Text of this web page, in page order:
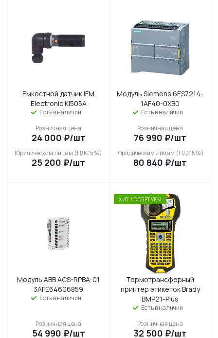
Емкостной датчик IFM
Electronic KI505A
Есть в наличии
Розничная цена
24 000 ₽/шт
Юридическим лицам (НДС 5%)
25 200 ₽/шт
Модуль Siemens 6ES7214-
1AF40-0XB0
Есть в наличии
Розничная цена
76 990 ₽/шт
Юридическим лицам (НДС 5%)
80 840 ₽/шт
Модуль ABB ACS-RPBA-01
3AFE64606859
Есть в наличии
Розничная цена
54 990 ₽/шт
ХИТ / СОВЕТУЕМ
Термотрансферный
принтер этикеток Brady
BMP21-Plus
Есть в наличии
Розничная цена
32 500 ₽/шт